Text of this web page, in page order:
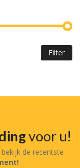
Filter
voor u!
de recentste